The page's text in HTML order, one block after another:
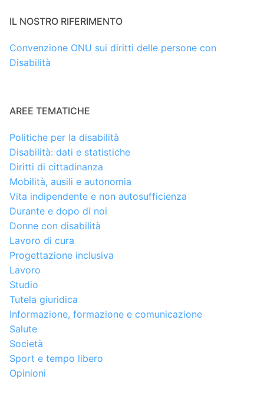
IL NOSTRO RIFERIMENTO
Convenzione ONU sui diritti delle persone con
Disabilità
AREE TEMATICHE
Politiche per la disabilità
Disabilità: dati e statistiche
Diritti di cittadinanza
Mobilità, ausili e autonomia
Vita indipendente e non autosufficienza
Durante e dopo di noi
Donne con disabilità
Lavoro di cura
Progettazione inclusiva
Lavoro
Studio
Tutela giuridica
Informazione, formazione e comunicazione
Salute
Società
Sport e tempo libero
Opinioni